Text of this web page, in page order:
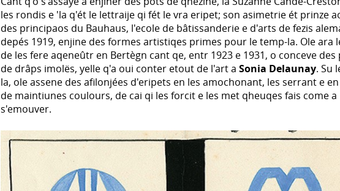
les rondis e 'la q'ét le lettraije qi fét le vra eripet; son asimetrie ét prinze
des principaos du Bauhaus, l'ecole de bâtissanderie e d'arts de fezis
depés 1919, enjine des formes artistiqes primes pour le temp-la. Ole ara
de les fere aqeneûtr en Bertègn cant qe, entr 1923 e 1931, o conceve
de drâps imolës, yelle q'a oui conter etout de l'art aSonia Delaunay. Su
la, ole assene des afilonjées d'eripets en les amochonant, les serrant e
de maintiunes coulours, de cai qi les forcit e les met qheuqes fais come a
s'emouver.